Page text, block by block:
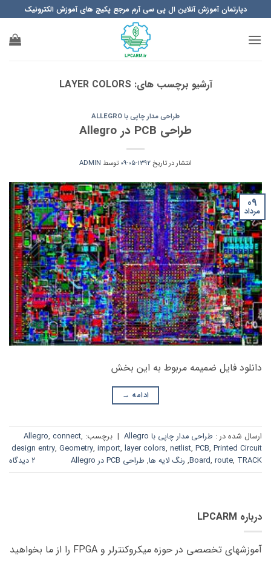
to
content
دپارتمان آموزش آنلاین ال پی سی آرم مرجع پکیچ های آموزش الکترونیک
آرشیو برچسب های: LAYER COLORS
طراحی مدار چاپی با ALLEGRO
طراحی PCB در Allegro
انتشار در تاریخ1392-05-09 توسط ADMIN
09
مرداد
دانلود فایل ضمیمه مربوط به این بخش
ادامه →
ارسال شده در : طراحی مدار چاپی با Allegro | برچسب: Allegro, connect,
design entry, Geometry, import, layer colors, netlist, PCB, Printed Circuit
Board, route, TRACK
, رنگ لایه ها, طراحی PCB در Allegro 2 دیدگاه
درباره LPCARM
آموزشهای تخصصی در حوزه میکروکنترلر و FPGA را از ما بخواهید